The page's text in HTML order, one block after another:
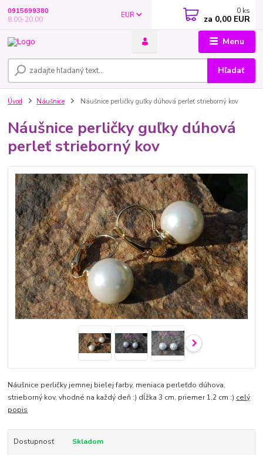
Menu
EUR
Hľadať
0915699380
8.00-20.00
0 ks
za 0,00 EUR
Úvod Náušnice Náušnice perličky guľky dúhová perleť strieborný kov
Náušnice perličky guľky dúhová
perleť strieborný kov
Náušnice perličky jemnej bielej farby, meniaca perleťdo dúhova,
strieborný kov, vhodné na každý deň :) dĺžka 3 cm, priemer 1,2 cm :) celý
popis
Dostupnosť Skladom